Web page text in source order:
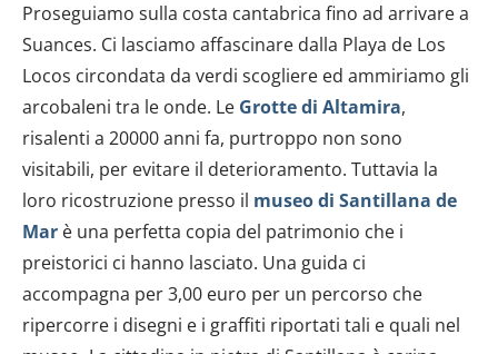
Proseguiamo sulla costa cantabrica fino ad arrivare a
Suances. Ci lasciamo affascinare dalla Playa de Los
Locos circondata da verdi scogliere ed ammiriamo gli
arcobaleni tra le onde. Le Grotte di Altamira,
risalenti a 20000 anni fa, purtroppo non sono
visitabili, per evitare il deterioramento. Tuttavia la
loro ricostruzione presso il museo di Santillana de
Mar è una perfetta copia del patrimonio che i
preistorici ci hanno lasciato. Una guida ci
accompagna per 3,00 euro per un percorso che
ripercorre i disegni e i graffiti riportati tali e quali nel